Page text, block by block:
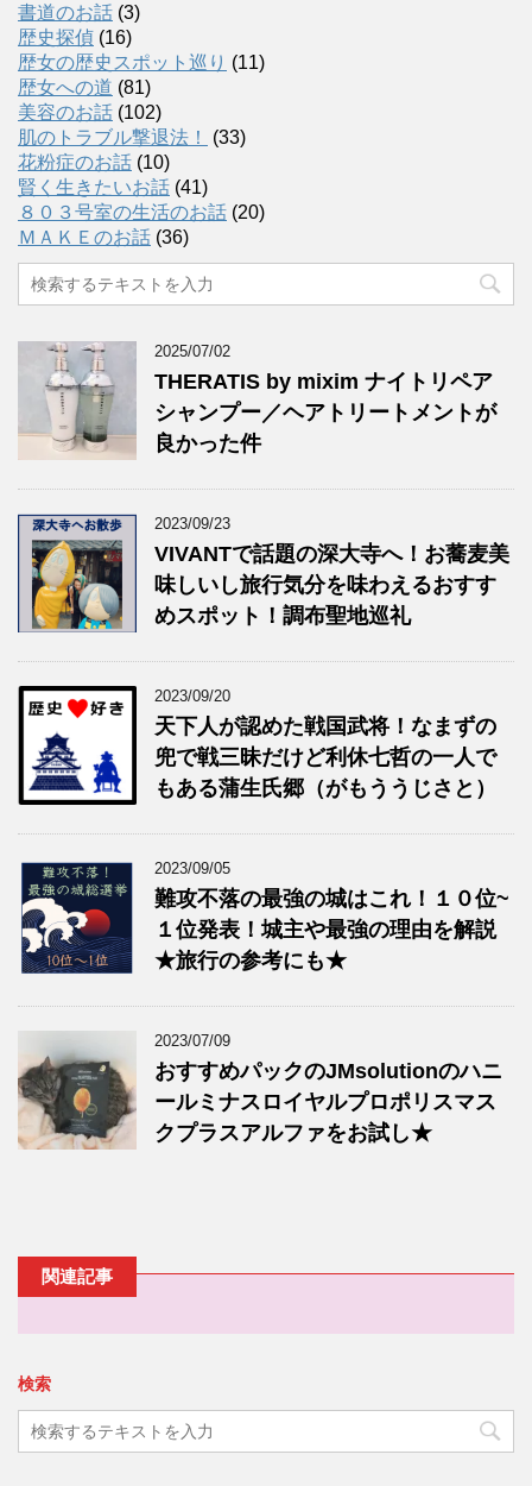
書道のお話 (3)
歴史探偵 (16)
歴女の歴史スポット巡り (11)
歴女への道 (81)
美容のお話 (102)
肌のトラブル撃退法！
(33)
花粉症のお話 (10)
賢く生きたいお話 (41)
８０３号室の生活のお話 (20)
ＭＡＫＥのお話 (36)
2025/07/02
THERATIS by mixim ナイトリペア
シャンプー／ヘアトリートメントが
良かった件
2023/09/23
VIVANTで話題の深大寺へ！お蕎麦美
味しいし旅行気分を味わえるおすす
めスポット！調布聖地巡礼
2023/09/20
天下人が認めた戦国武将！なまずの
兜で戦三昧だけど利休七哲の一人で
もある蒲生氏郷（がもううじさと）
2023/09/05
難攻不落の最強の城はこれ！１０位~
１位発表！城主や最強の理由を解説
★旅行の参考にも★
2023/07/09
おすすめパックのJMsolutionのハニ
ールミナスロイヤルプロポリスマス
クプラスアルファをお試し★
関連記事
検索